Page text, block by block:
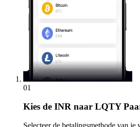
01
Kies de INR naar LQTY
Selecteer de betalingsmethode van je